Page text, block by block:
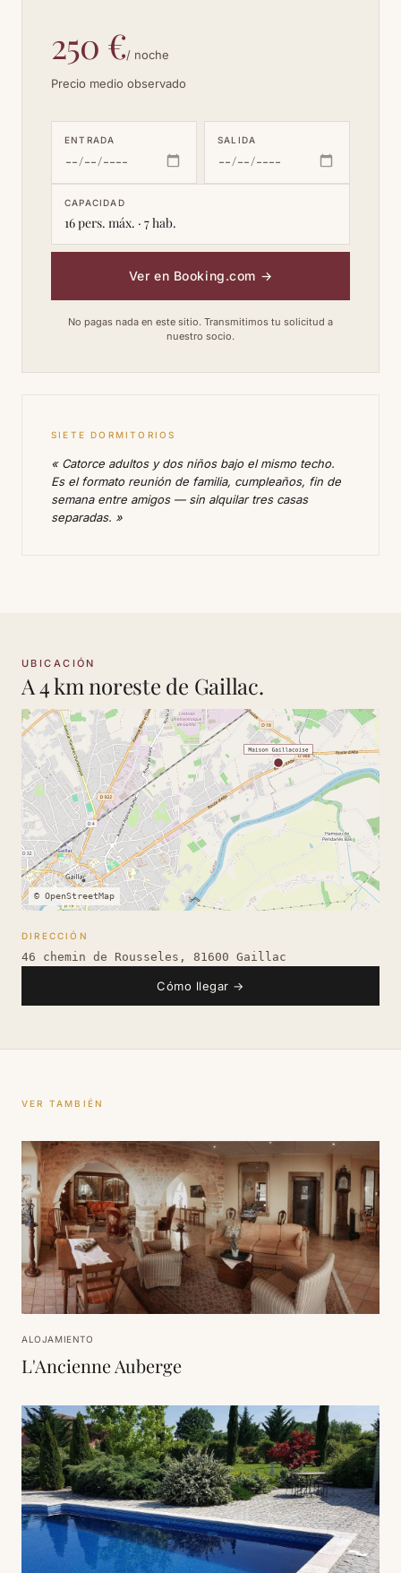
250 €/ noche
Precio medio observado
ENTRADA SALIDA
CAPACIDAD
16 pers. máx. · 7 hab.
Ver en Booking.com →
No pagas nada en este sitio. Transmitimos tu solicitud a
nuestro socio.
SIETE DORMITORIOS
« Catorce adultos y dos niños bajo el mismo techo.
Es el formato reunión de familia, cumpleaños, fin de
semana entre amigos — sin alquilar tres casas
separadas. »
UBICACIÓN
A 4 km noreste de Gaillac.
© OpenStreetMap
DIRECCIÓN
46 chemin de Rousseles, 81600 Gaillac
Cómo llegar →
VER TAMBIÉN
ALOJAMIENTO
L'Ancienne Auberge